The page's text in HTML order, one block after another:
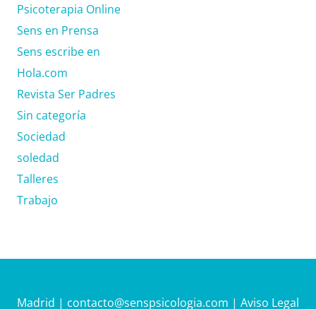
Psicoterapia Online
Sens en Prensa
Sens escribe en
Hola.com
Revista Ser Padres
Sin categoría
Sociedad
soledad
Talleres
Trabajo
Madrid | contacto@senspsicologia.com | Aviso Legal